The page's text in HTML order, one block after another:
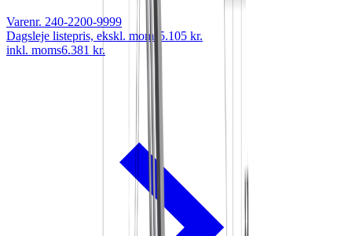
Varenr. 240-2200-9999
Dagsleje listepris, ekskl. moms 5.105 kr.
inkl. moms6.381 kr.